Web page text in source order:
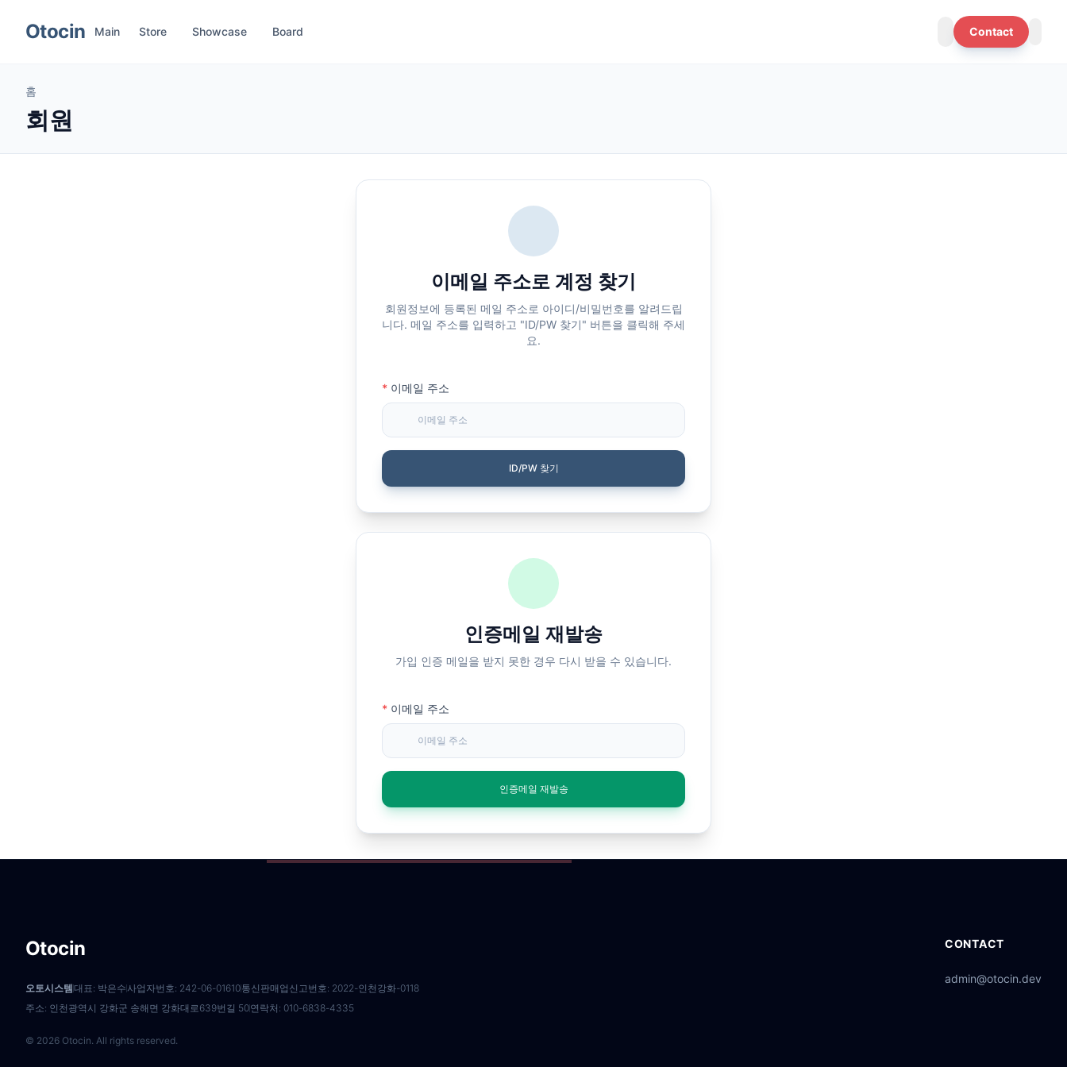
Otocin Main Store Showcase Board Contact
홈
회원
이메일 주소로 계정 찾기
회원정보에 등록된 메일 주소로 아이디/비밀번호를 알려드립
니다. 메일 주소를 입력하고 "ID/PW 찾기" 버튼을 클릭해 주세
요.
* 이메일 주소
ID/PW 찾기
인증메일 재발송
가입 인증 메일을 받지 못한 경우 다시 받을 수 있습니다.
* 이메일 주소
인증메일 재발송
Otocin
오토시스템대표: 박은수 사업자번호: 242-06-01610통신판매업신고번호: 2022-인천강화-0118
주소: 인천광역시 강화군 송해면 강화대로639번길 50연락처: 010-6838-4335
© 2026 Otocin. All rights reserved.
CONTACT
admin@otocin.dev